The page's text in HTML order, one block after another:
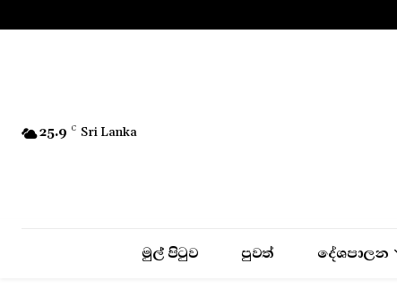
25.9 C Sri Lanka
මුල් පිටුව පුවත් දේශපාලන